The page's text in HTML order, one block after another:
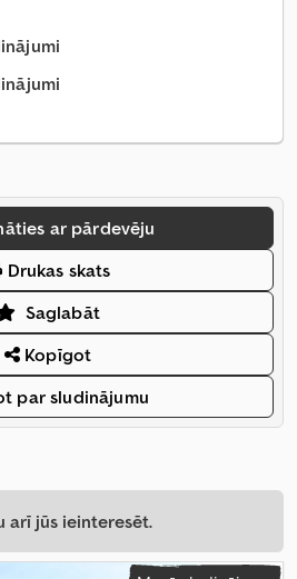
ar pārdevēju
Drukas skats
Saglabāt
Kopīgot
par sludinājumu
arī jūs ieinteresēt.